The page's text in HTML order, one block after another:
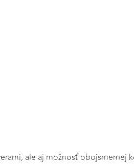
ale aj možnosť obojsmernej